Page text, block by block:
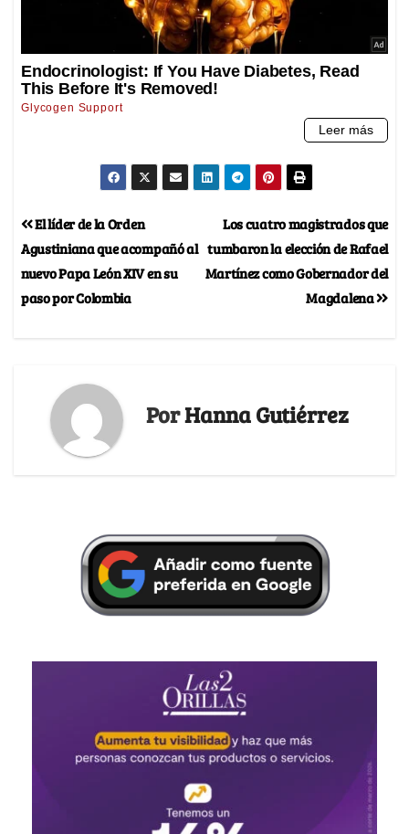
Los cuatro magistrados que
tumbaron la elección de Rafael
Martínez como Gobernador del
Magdalena
El líder de la Orden
Agustiniana que acompañó al
nuevo Papa León XIV en su
paso por Colombia
PorHanna Gutiérrez